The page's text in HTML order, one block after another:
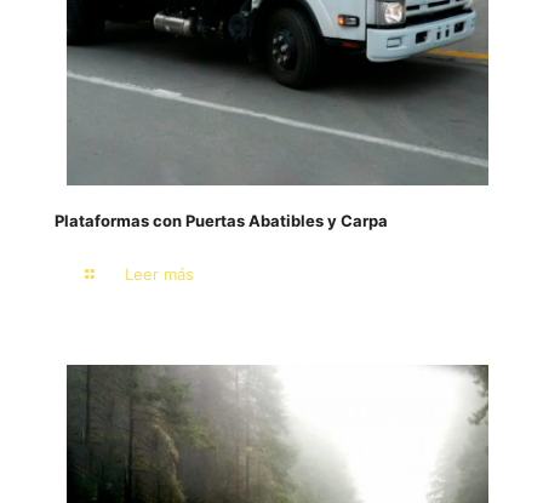
Plataformas con Puertas Abatibles y Carpa
Leer más